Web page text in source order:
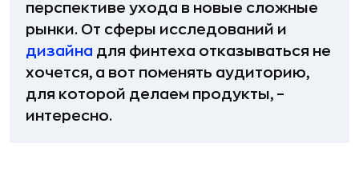
перспективе ухода в новые сложные
рынки. От сферы исследований и
дизайна для финтеха отказываться не
хочется, а вот поменять аудиторию,
для которой делаем продукты, –
интересно.